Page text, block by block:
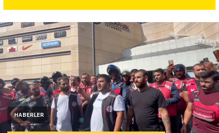
HABERLER
Araştırma